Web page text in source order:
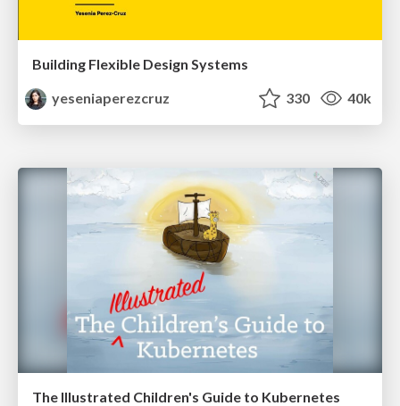
Building Flexible Design Systems
yeseniaperezcruz
330 40k
The Illustrated Children's Guide to Kubernetes